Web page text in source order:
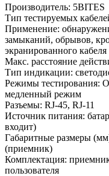
Производитель: 5BITES
Тип тестируемых
Применение:
замыканий, обрывов,
экранированного кабеля
Макс. расстояние
Тип индикации:
Режимы тестирования:
медленный режим
Разъемы: RJ-45, RJ-11
Источник питания:
входит)
Габаритные размеры
(приемник)
Комплектация:
пользователя